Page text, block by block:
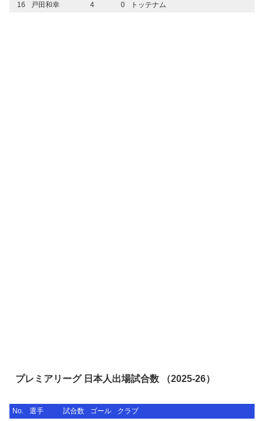
16
戸田和幸 4 0 トッテナム
プレミアリーグ 日本人出場試合数 （2025-26）
No. 選手 試合数 ゴール
クラブ